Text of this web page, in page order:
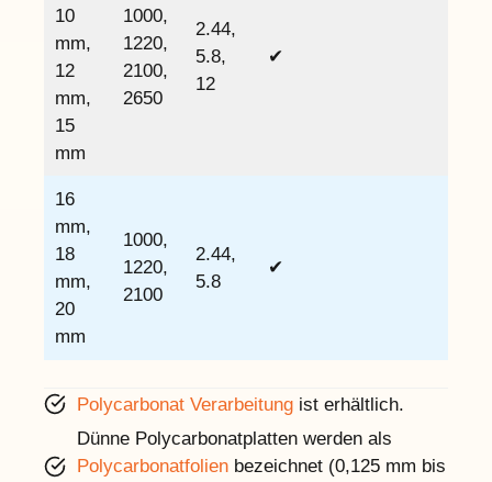
10
mm,
12
mm,
15
mm
1000,
1220,
2100,
2650
2.44,
5.8,
12
✔
16
mm,
18
mm,
20
mm
1000,
1220,
2100
2.44,
5.8
✔
Polycarbonat Verarbeitung ist erhältlich.
Dünne Polycarbonatplatten werden als
Polycarbonatfolien bezeichnet (0,125 mm bis